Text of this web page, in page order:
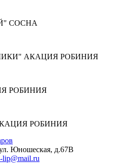
СОСНА
АКАЦИЯ РОБИНИЯ
РОБИНИЯ
РОБИНИЯ
Юношеская, д.67В
lip@mail.ru